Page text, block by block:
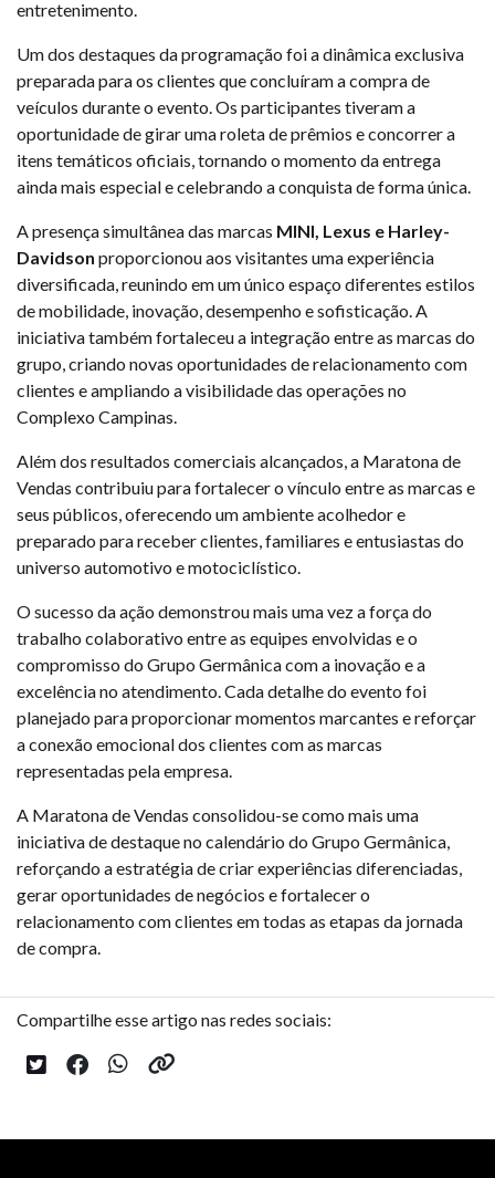
entretenimento.
Um dos destaques da programação foi a dinâmica exclusiva
preparada para os clientes que concluíram a compra de
veículos durante o evento. Os participantes tiveram a
oportunidade de girar uma roleta de prêmios e concorrer a
itens temáticos oficiais, tornando o momento da entrega
ainda mais especial e celebrando a conquista de forma única.
A presença simultânea das marcas MINI, Lexus e Harley-
Davidson proporcionou aos visitantes uma experiência
diversificada, reunindo em um único espaço diferentes estilos
de mobilidade, inovação, desempenho e sofisticação. A
iniciativa também fortaleceu a integração entre as marcas do
grupo, criando novas oportunidades de relacionamento com
clientes e ampliando a visibilidade das operações no
Complexo Campinas.
Além dos resultados comerciais alcançados, a Maratona de
Vendas contribuiu para fortalecer o vínculo entre as marcas e
seus públicos, oferecendo um ambiente acolhedor e
preparado para receber clientes, familiares e entusiastas do
universo automotivo e motociclístico.
O sucesso da ação demonstrou mais uma vez a força do
trabalho colaborativo entre as equipes envolvidas e o
compromisso do Grupo Germânica com a inovação e a
excelência no atendimento. Cada detalhe do evento foi
planejado para proporcionar momentos marcantes e reforçar
a conexão emocional dos clientes com as marcas
representadas pela empresa.
A Maratona de Vendas consolidou-se como mais uma
iniciativa de destaque no calendário do Grupo Germânica,
reforçando a estratégia de criar experiências diferenciadas,
gerar oportunidades de negócios e fortalecer o
relacionamento com clientes em todas as etapas da jornada
de compra.
Compartilhe esse artigo nas redes sociais: